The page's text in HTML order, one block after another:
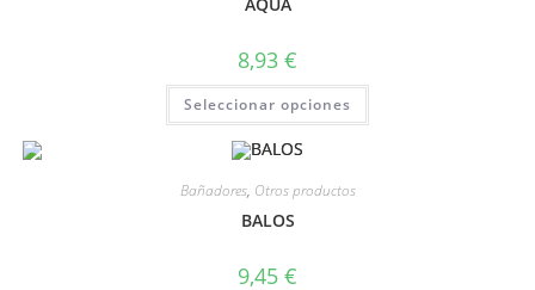
8,93 €
Seleccionar opciones
Bañadores, Otros productos
BALOS
9,45 €